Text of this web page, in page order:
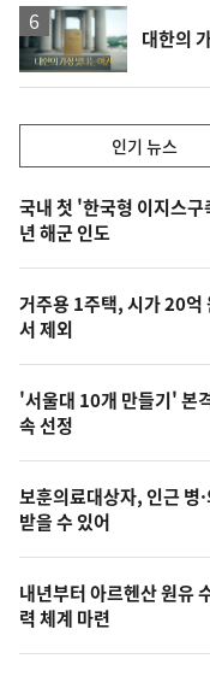
영
상
대한의
기,
최
신,
오
늘
의
영
상
오
늘
의
사
진
인기 뉴스
기
뉴
스
국내 첫 '한국형 이지스
년 해군 인도
거주용 1주택, 시가 20억
서 제외
'서울대 10개 만들기' 본
속 선정
보훈의료대상자, 인근 병
받을 수 있어
내년부터 아르헨산 원유
력 체계 마련